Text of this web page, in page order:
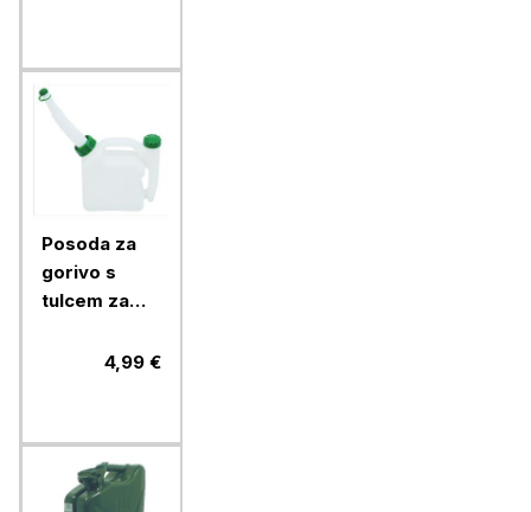
Posoda za
gorivo s
tulcem za
Ramda 2 l4,99 €